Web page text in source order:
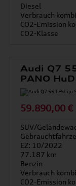
Diesel
Verbrauch
CO2-Emission
CO2-Klasse
Audi Q7
PANO
59.890,00 €
SUV/
EZ: 10/2022
77.187 km
Benzin
Verbrauch
CO2-Emission